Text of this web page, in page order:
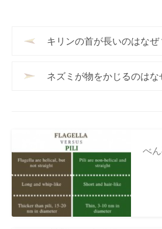
キリンの首が長いのはなぜ
ネズミが物をかじるのはな
べ